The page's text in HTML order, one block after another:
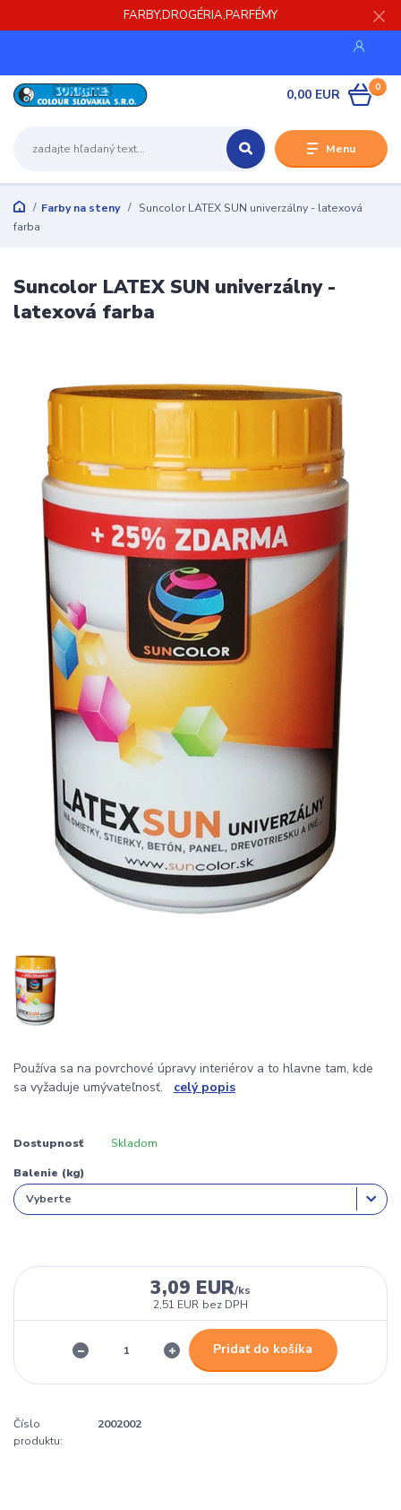
FARBY,DROGÉRIA,PARFÉMY
Menu
0
0,00 EUR
Farby na steny
Suncolor LATEX SUN univerzálny - latexová
farba
Suncolor LATEX SUN univerzálny -
latexová farba
Používa sa na povrchové úpravy interiérov a to hlavne tam, kde
sa vyžaduje umývateľnosť. celý popis
Dostupnosť Skladom
Balenie (kg)
3,09 EUR/ks
2,51 EUR bez DPH
Pridať do košíka
Číslo
produktu:
2002002